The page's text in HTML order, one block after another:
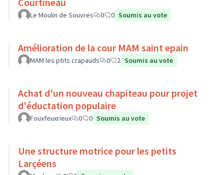
Le Moulin de Souvres 0 0 Soumis au vote
Amélioration de la cour MAM saint epain
MAM les ptits crapauds 0 2 Soumis au vote
Achat d'un nouveau chapiteau pour projet
d'éductation populaire
Fouxfeuxrieux 0 0 Soumis au vote
Une structure motrice pour les petits
Larçéens